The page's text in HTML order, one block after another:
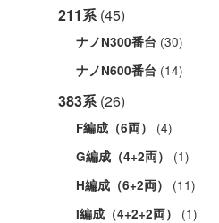
211系 (45)
ナノN300番台 (30)
ナノN600番台 (14)
383系 (26)
F編成（6両） (4)
G編成（4+2両） (1)
H編成（6+2両） (11)
I編成（4+2+2両） (1)